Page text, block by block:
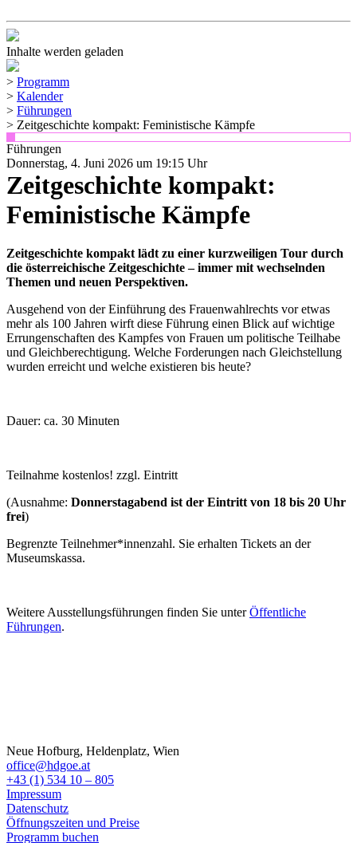
Inhalte werden geladen
> Programm
> Kalender
> Führungen
> Zeitgeschichte kompakt: Feministische Kämpfe
Führungen
Donnerstag, 4. Juni 2026 um 19:15 Uhr
Zeitgeschichte kompakt:
Feministische Kämpfe
Zeitgeschichte kompakt lädt zu einer kurzweiligen Tour durch
die österreichische Zeitgeschichte – immer mit wechselnden
Themen und neuen Perspektiven.
Ausgehend von der Einführung des Frauenwahlrechts vor etwas
mehr als 100 Jahren wirft diese Führung einen Blick auf wichtige
Errungenschaften des Kampfes von Frauen um politische Teilhabe
und Gleichberechtigung. Welche Forderungen nach Gleichstellung
wurden erreicht und welche existieren bis heute?
Dauer: ca. 30 Minuten
Teilnahme kostenlos! zzgl. Eintritt
(Ausnahme: Donnerstagabend ist der Eintritt von 18 bis 20 Uhr
frei)
Begrenzte Teilnehmer*innenzahl. Sie erhalten Tickets an der
Museumskassa.
Weitere Ausstellungsführungen finden Sie unterÖffentliche
Führungen.
Neue Hofburg, Heldenplatz, Wien
office@hdgoe.at
+43 (1) 534 10 – 805
Impressum
Datenschutz
Öffnungszeiten und Preise
Programm buchen